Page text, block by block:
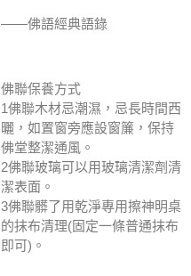
——佛語經典語錄
佛聯保養方式
1佛聯木材忌潮濕，忌長時間西
曬，如置窗旁應設窗簾，保持
佛堂整潔通風。
2佛聯玻璃可以用玻璃清潔劑清
潔表面。
3佛聯髒了用乾淨專用擦神明桌
的抹布清理(固定一條普通抹布
即可)。